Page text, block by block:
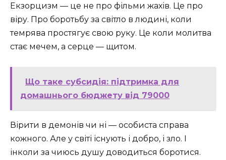
Екзорцизм — це не про фільми жахів. Це про
віру. Про боротьбу за світло в людині, коли
темрява простягує свою руку. Це коли молитва
стає мечем, а серце — щитом.
Що таке субсидія: підтримка для
домашнього бюджету від 79000
Вірити в демонів чи ні — особиста справа
кожного. Але у світі існують і добро, і зло. І
інколи за чиюсь душу доводиться боротися.